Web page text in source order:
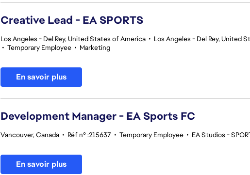
Creative Lead - EA SPORTS
Los Angeles - Del Rey, United States of America • Los Angeles - Del Rey, United
• Temporary Employee • Marketing
En savoir plus
Development Manager - EA Sports FC
Vancouver, Canada • Réf n° :215637 • Temporary Employee • EA Studios -
En savoir plus